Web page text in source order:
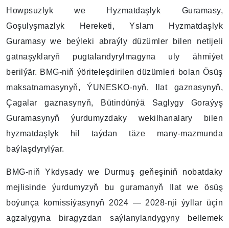
Howpsuzlyk we Hyzmatdaşlyk Guramasy,
Goşulyşmazlyk Hereketi, Yslam Hyzmatdaşlyk
Guramasy we beýleki abraýly düzümler bilen netijeli
gatnaşyklaryň pugtalandyrylmagyna uly ähmiýet
berilýär. BMG-niň ýöriteleşdirilen düzümleri bolan Ösüş
maksatnamasynyň, ÝUNESKO-nyň, Ilat gaznasynyň,
Çagalar gaznasynyň, Bütindünýä Saglygy Goraýyş
Guramasynyň ýurdumyzdaky wekilhanalary bilen
hyzmatdaşlyk hil taýdan täze many-mazmunda
baýlaşdyrylýar.
BMG-niň Ykdysady we Durmuş geňeşiniň nobatdaky
mejlisinde ýurdumyzyň bu guramanyň Ilat we ösüş
boýunça komissiýasynyň 2024 — 2028-nji ýyllar üçin
agzalygyna biragyzdan saýlanylandygyny bellemek